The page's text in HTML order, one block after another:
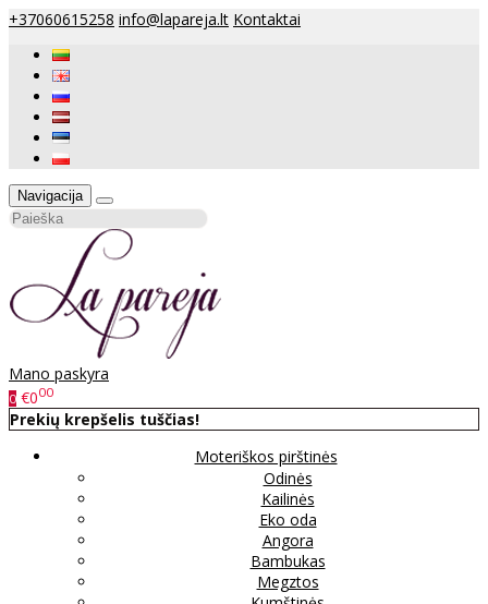
+37060615258 info@lapareja.lt Kontaktai
Navigacija
Mano paskyra
0 €000
Prekių krepšelis tuščias!
Moteriškos pirštinės
Odinės
Kailinės
Eko oda
Angora
Bambukas
Megztos